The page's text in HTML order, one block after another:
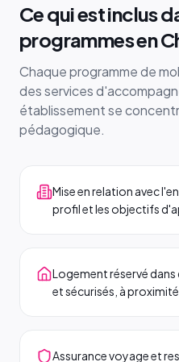
Ce qui est inclus
programmes en
Chaque programme de
des services
établissement se
pédagogique.
Mise en relation avec
profil et les objectifs
Logement réservé
et sécurisés, à
Assurance voyage et